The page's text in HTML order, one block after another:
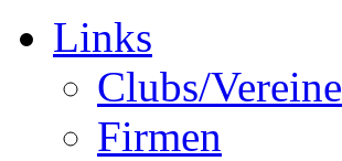
Links
Clubs/Vereine
Firmen